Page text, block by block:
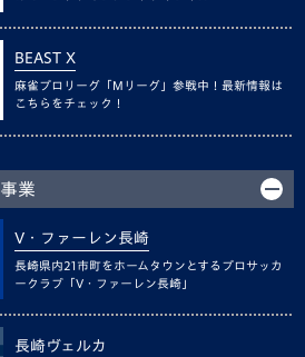
BEAST X
麻雀プロリーグ「Mリーグ」参戦中！最新情報は
こちらをチェック！
業
V・ファーレン長崎
長崎県内21市町をホームタウンとするプロサッカ
ークラブ「V・ファーレン長崎」
長崎ヴェルカ